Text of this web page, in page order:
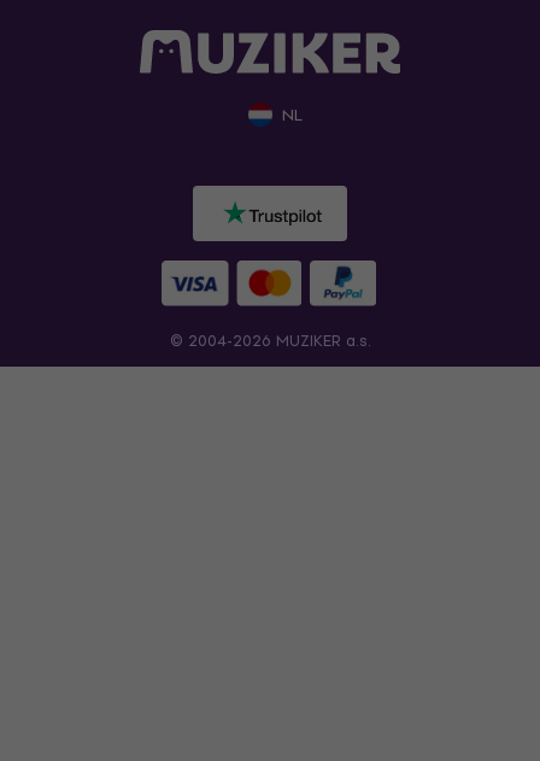
NL
© 2004-2026 MUZIKER a.s.